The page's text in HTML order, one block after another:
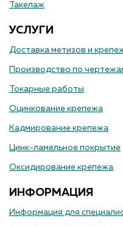
Такелаж
УСЛУГИ
Доставка метизов и
Производство по
Токарные работы
Оцинкование крепежа
Кадмирование крепежа
Цинк-ламельное покрытие
Оксидирование крепежа
ИНФОРМАЦИЯ
Информация для